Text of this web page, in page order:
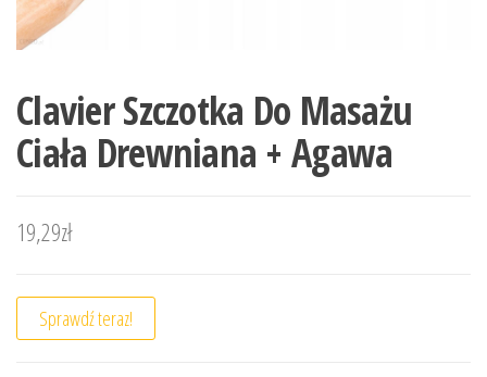
Clavier Szczotka Do Masażu
Ciała Drewniana + Agawa
19,29zł
Sprawdź teraz!